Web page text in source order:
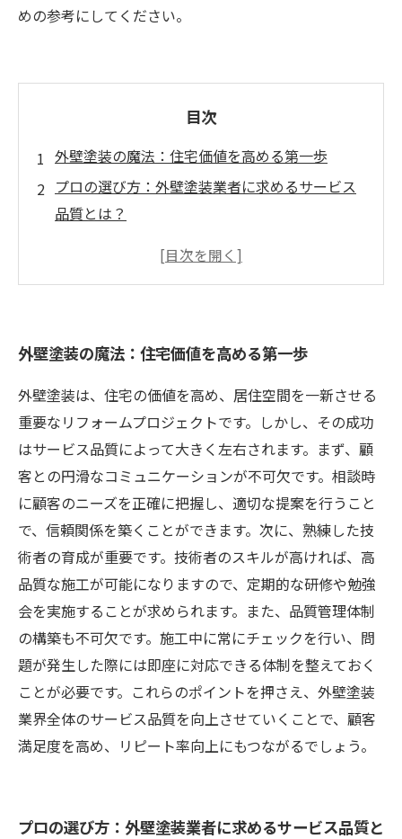
めの参考にしてください。
目次
外壁塗装の魔法：住宅価値を高める第一歩
プロの選び方：外壁塗装業者に求めるサービス
品質とは？
施行過程の舞台裏：品質を左右するキーポイン
テクニシャンの育成：熟練の職人が生む高品質
なサービス
業界のトレンド：成功事例から学ぶ外壁塗装戦
略
あなたの家を守る：心に響く外壁塗装のサービ
ス品質
外壁塗装の魔法：住宅価値を高める第一歩
外壁塗装は、住宅の価値を高め、居住空間を一新させる
重要なリフォームプロジェクトです。しかし、その成功
はサービス品質によって大きく左右されます。まず、顧
客との円滑なコミュニケーションが不可欠です。相談時
に顧客のニーズを正確に把握し、適切な提案を行うこと
で、信頼関係を築くことができます。次に、熟練した技
術者の育成が重要です。技術者のスキルが高ければ、高
品質な施工が可能になりますので、定期的な研修や勉強
会を実施することが求められます。また、品質管理体制
の構築も不可欠です。施工中に常にチェックを行い、問
題が発生した際には即座に対応できる体制を整えておく
ことが必要です。これらのポイントを押さえ、外壁塗装
業界全体のサービス品質を向上させていくことで、顧客
満足度を高め、リピート率向上にもつながるでしょう。
プロの選び方：外壁塗装業者に求めるサービス品質と